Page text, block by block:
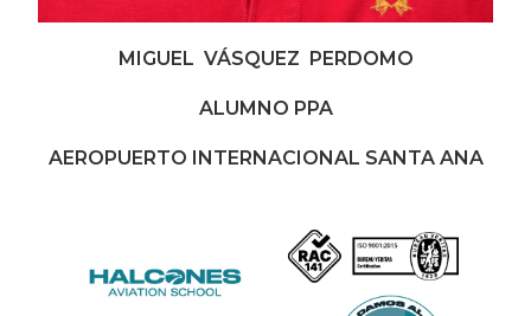
MIGUEL VÁSQUEZ PERDOMO
ALUMNO PPA
AEROPUERTO INTERNACIONAL SANTA ANA